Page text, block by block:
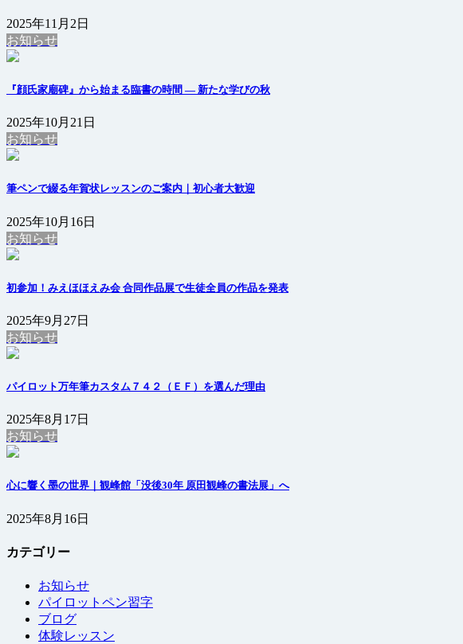
2025年11月2日
お知らせ
『顔氏家廟碑』から始まる臨書の時間 ― 新たな学びの秋
2025年10月21日
お知らせ
筆ペンで綴る年賀状レッスンのご案内｜初心者大歓迎
2025年10月16日
お知らせ
初参加！みえほほえみ会 合同作品展で生徒全員の作品を発表
2025年9月27日
お知らせ
パイロット万年筆カスタム７４２（ＥＦ）を選んだ理由
2025年8月17日
お知らせ
心に響く墨の世界｜観峰館「没後30年 原田観峰の書法展」へ
2025年8月16日
カテゴリー
お知らせ
パイロットペン習字
ブログ
体験レッスン